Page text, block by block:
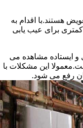
هستند.با اقدام به
برای عیب یابی
و ایستاده مشاهده می
این مشکلات با
رفع می شود.